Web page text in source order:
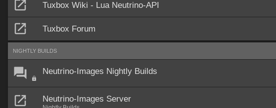
Tuxbox Wiki - Lua Neutrino-API
Tuxbox Forum
NIGHTLY BUILDS
Neutrino-Images Nightly Builds
Neutrino-Images Server